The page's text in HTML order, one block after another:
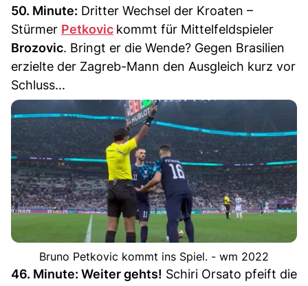
50. Minute: Dritter Wechsel der Kroaten –
Stürmer Petkovic kommt für Mittelfeldspieler
Brozovic. Bringt er die Wende? Gegen Brasilien
erzielte der Zagreb-Mann den Ausgleich kurz vor
Schluss...
Bruno Petkovic kommt ins Spiel. - wm 2022
46. Minute: Weiter gehts! Schiri Orsato pfeift die